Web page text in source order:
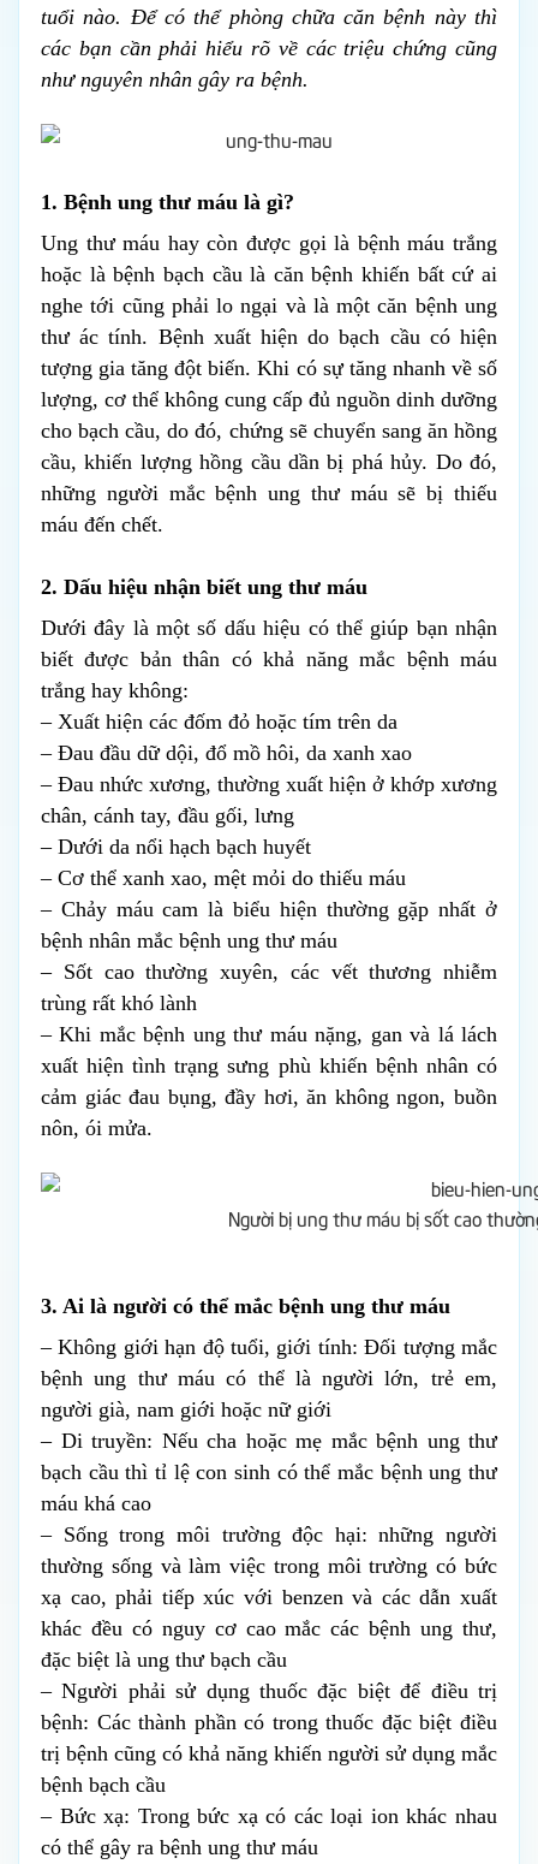
tuổi nào. Để có thể phòng chữa căn bệnh này thì
các bạn cần phải hiểu rõ về các triệu chứng cũng
như nguyên nhân gây ra bệnh.
1. Bệnh ung thư máu là gì?
Ung thư máu hay còn được gọi là bệnh máu trắng
hoặc là bệnh bạch cầu là căn bệnh khiến bất cứ ai
nghe tới cũng phải lo ngại và là một căn bệnh ung
thư ác tính. Bệnh xuất hiện do bạch cầu có hiện
tượng gia tăng đột biến. Khi có sự tăng nhanh về số
lượng, cơ thể không cung cấp đủ nguồn dinh dưỡng
cho bạch cầu, do đó, chứng sẽ chuyển sang ăn hồng
cầu, khiến lượng hồng cầu dần bị phá hủy. Do đó,
những người mắc bệnh ung thư máu sẽ bị thiếu
máu đến chết.
2. Dấu hiệu nhận biết ung thư máu
Dưới đây là một số dấu hiệu có thể giúp bạn nhận
biết được bản thân có khả năng mắc bệnh máu
trắng hay không:
– Xuất hiện các đốm đỏ hoặc tím trên da
– Đau đầu dữ dội, đổ mồ hôi, da xanh xao
– Đau nhức xương, thường xuất hiện ở khớp xương
chân, cánh tay, đầu gối, lưng
– Dưới da nổi hạch bạch huyết
– Cơ thể xanh xao, mệt mỏi do thiếu máu
– Chảy máu cam là biểu hiện thường gặp nhất ở
bệnh nhân mắc bệnh ung thư máu
– Sốt cao thường xuyên, các vết thương nhiễm
trùng rất khó lành
– Khi mắc bệnh ung thư máu nặng, gan và lá lách
xuất hiện tình trạng sưng phù khiến bệnh nhân có
cảm giác đau bụng, đầy hơi, ăn không ngon, buồn
nôn, ói mửa.
Người bị ung thư máu bị sốt cao
3. Ai là người có thể mắc bệnh ung thư máu
– Không giới hạn độ tuổi, giới tính: Đối tượng mắc
bệnh ung thư máu có thể là người lớn, trẻ em,
người già, nam giới hoặc nữ giới
– Di truyền: Nếu cha hoặc mẹ mắc bệnh ung thư
bạch cầu thì tỉ lệ con sinh có thể mắc bệnh ung thư
máu khá cao
– Sống trong môi trường độc hại: những người
thường sống và làm việc trong môi trường có bức
xạ cao, phải tiếp xúc với benzen và các dẫn xuất
khác đều có nguy cơ cao mắc các bệnh ung thư,
đặc biệt là ung thư bạch cầu
– Người phải sử dụng thuốc đặc biệt để điều trị
bệnh: Các thành phần có trong thuốc đặc biệt điều
trị bệnh cũng có khả năng khiến người sử dụng mắc
bệnh bạch cầu
– Bức xạ: Trong bức xạ có các loại ion khác nhau
có thể gây ra bệnh ung thư máu